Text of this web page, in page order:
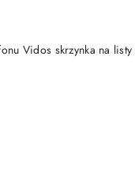
Vidos skrzynka na